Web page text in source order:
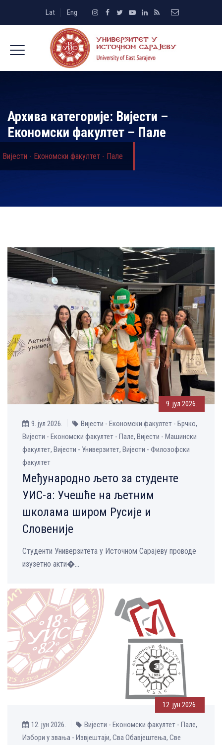
Lat Eng
Архива категорије: Вијести –
Економски факултет – Пале
Вијести - Економски факултет - Пале
9. јул 2026.
9. јул 2026.
Вијести - Економски факултет - Брчко,
Вијести - Економски факултет - Пале, Вијести - Машински
факултет, Вијести - Универзитет, Вијести - Филозофски
факултет
Међународно љето за студенте
УИС-а: Учешће на љетним
школама широм Русије и
Словеније
Студенти Универзитета у Источном Сарајеву проводе
изузетно акти�...
12. јун 2026.
12. јун 2026.
Вијести - Економски факултет - Пале,
Избори у звања - Извјештаји, Сва Обавјештења, Све